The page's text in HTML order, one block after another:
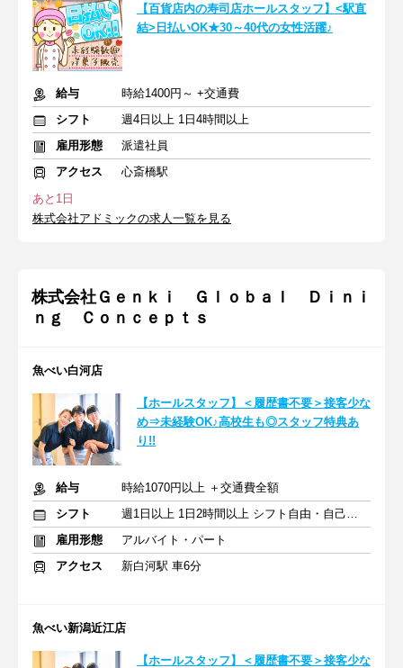
【百貨店内の寿司店ホールスタッフ】<駅直
結>日払いOK★30～40代の女性活躍♪
給与
時給1400円～ +交通費
シフト
週4日以上 1日4時間以上
雇用形態
派遣社員
アクセス
心斎橋駅
あと1日
株式会社アドミックの求人一覧を見る
株式会社Ｇｅｎｋｉ Ｇｌｏｂａｌ Ｄｉｎｉ
ｎｇ Ｃｏｎｃｅｐｔｓ
魚べい白河店
【ホールスタッフ】＜履歴書不要＞接客少な
め⇒未経験OK♪高校生も◎スタッフ特典あ
り!!
給与
時給1070円以上 ＋交通費全額
シフト
週1日以上 1日2時間以上 シフト自由・自己申告
雇用形態
アルバイト・パート
アクセス
新白河駅 車6分
魚べい新潟近江店
【ホールスタッフ】＜履歴書不要＞接客少な